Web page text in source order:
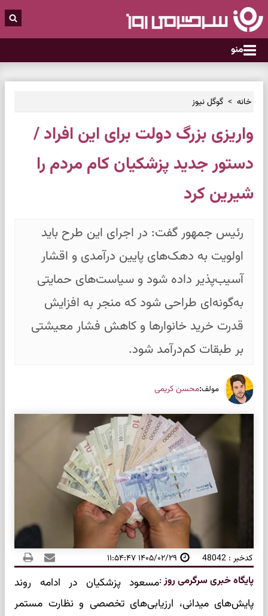
منو
خانه گوگل نیوز
واریزی بزرگ دولت برای این افراد /
دستور جدید پزشکیان کام مردم را
شیرین کرد
رئیس جمهور گفت: در اجرای این طرح باید
اولویت به دهک‌های پایین درآمدی و اقشار
آسیب‌پذیر داده شود و سیاست‌های حمایتی
به‌گونه‌ای طراحی شود که منجر به افزایش
قدرت خرید خانوارها و کاهش فشار معیشتی
بر طبقات کم‌درآمد شود.
مولف:محسن کریمی
کدخبر : 48042 ۱۴۰۵/۰۲/۲۹ ۱۱:۵۴:۴۷
پایگاه خبری سرگرمی روز:مسعود پزشکیان در ادامه روند
پایش‌های میدانی، ارزیابی‌های تخصصی و نظارت مستمر